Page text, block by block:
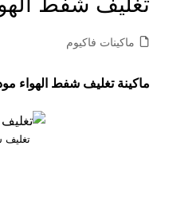
ماكينات فاكيوم
ماكينةتغليف شفط الهواء موديل
تغليف